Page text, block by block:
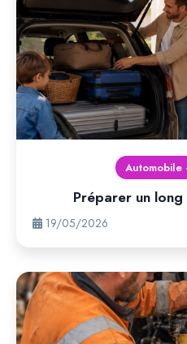
Automobile
Préparer un
19/05/2026